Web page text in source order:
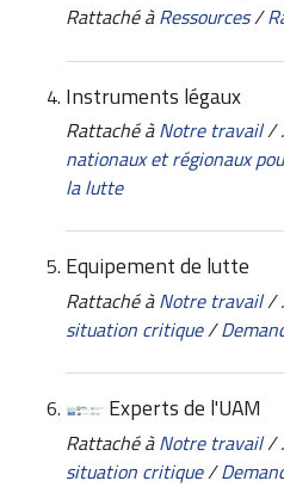
Rattaché à Ressources/
Instruments légaux
Rattaché à Notre travail/
nationaux et régionaux
la lutte
Equipement de lutte
Rattaché à Notre travail/
situation critique/
Experts de l'UAM
Rattaché à Notre travail/
situation critique/